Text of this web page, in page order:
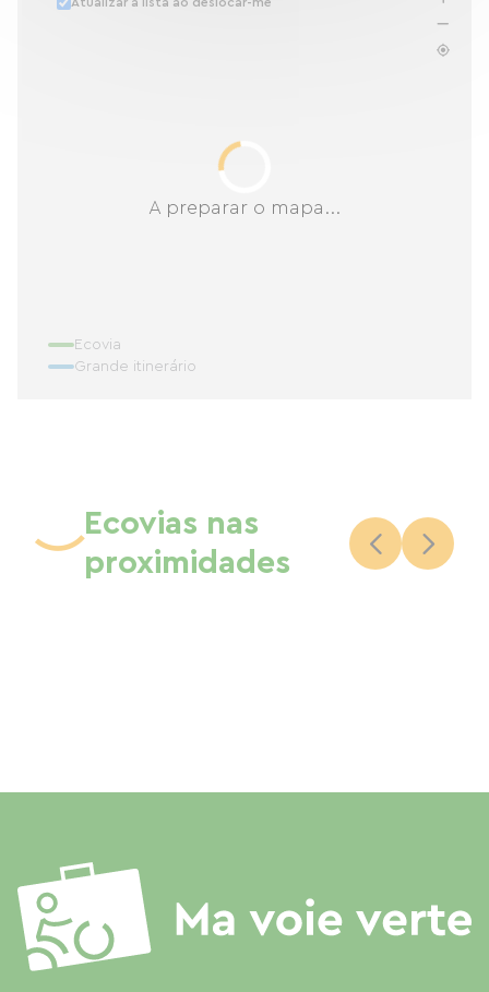
A preparar o mapa...
Ecovia
Grande itinerário
Ecovias nas
proximidades